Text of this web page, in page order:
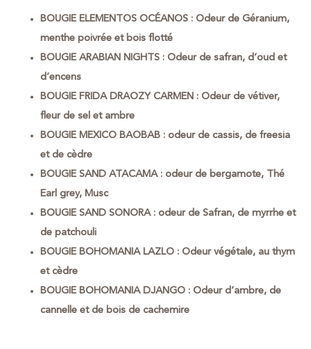
BOUGIE ELEMENTOS OCÉANOS : Odeur de Géranium,
menthe poivrée et bois flotté
BOUGIE ARABIAN NIGHTS : Odeur de safran, d’oud et
d’encens
BOUGIE FRIDA DRAOZY CARMEN : Odeur de vétiver,
fleur de sel et ambre
BOUGIE MEXICO BAOBAB : odeur de cassis, de freesia
et de cèdre
BOUGIE SAND ATACAMA : odeur de bergamote, Thé
Earl grey, Musc
BOUGIE SAND SONORA : odeur de Safran, de myrrhe et
de patchouli
BOUGIE BOHOMANIA LAZLO : Odeur végétale, au thym
et cèdre
BOUGIE BOHOMANIA DJANGO : Odeur d’ambre, de
cannelle et de bois de cachemire